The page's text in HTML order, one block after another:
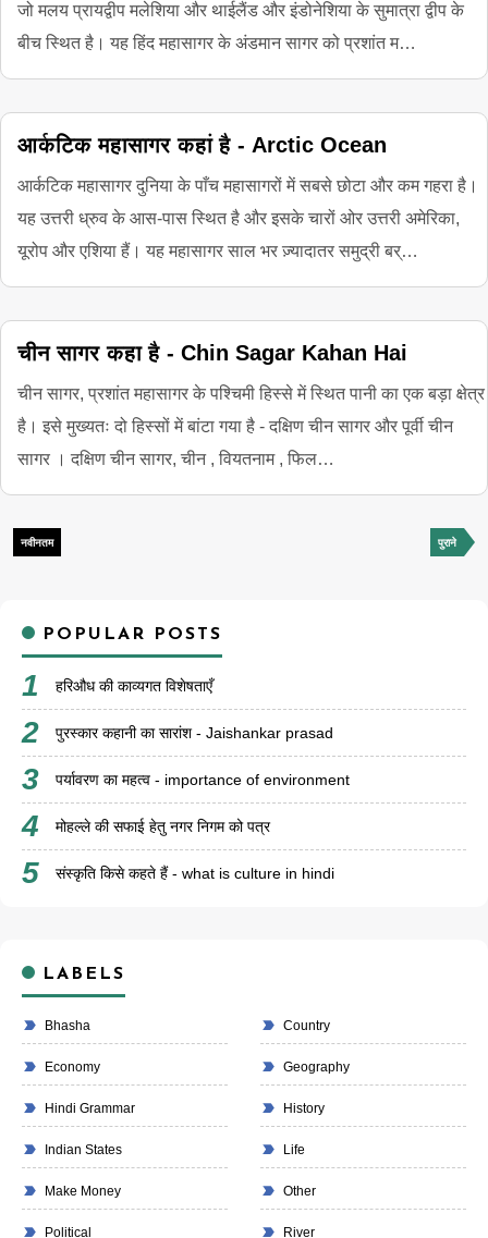
जो मलय प्रायद्वीप मलेशिया और थाईलैंड और इंडोनेशिया के सुमात्रा द्वीप के
बीच स्थित है। यह हिंद महासागर के अंडमान सागर को प्रशांत म…
आर्कटिक महासागर कहां है - Arctic Ocean
आर्कटिक महासागर दुनिया के पाँच महासागरों में सबसे छोटा और कम गहरा है।
यह उत्तरी ध्रुव के आस-पास स्थित है और इसके चारों ओर उत्तरी अमेरिका,
यूरोप और एशिया हैं। यह महासागर साल भर ज़्यादातर समुद्री बर्…
चीन सागर कहा है - Chin Sagar Kahan Hai
चीन सागर, प्रशांत महासागर के पश्चिमी हिस्से में स्थित पानी का एक बड़ा क्षेत्र
है। इसे मुख्यतः दो हिस्सों में बांटा गया है - दक्षिण चीन सागर और पूर्वी चीन
सागर । दक्षिण चीन सागर, चीन , वियतनाम , फिल…
नवीनतम पुराने
POPULAR POSTS
हरिऔध की काव्यगत विशेषताएँ
पुरस्कार कहानी का सारांश - Jaishankar prasad
पर्यावरण का महत्व - importance of environment
मोहल्ले की सफाई हेतु नगर निगम को पत्र
संस्कृति किसे कहते हैं - what is culture in hindi
LABELS
Bhasha Country
Economy Geography
Hindi Grammar History
Indian States Life
Make Money Other
Political River